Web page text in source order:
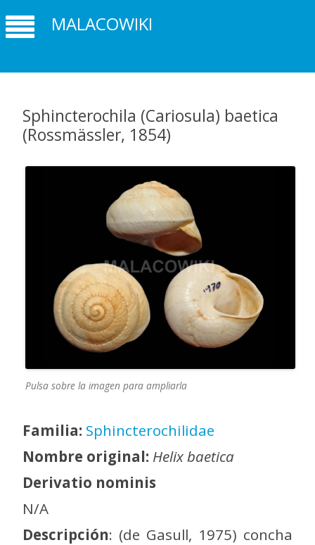
MALACOWIKI
Sphincterochila (Cariosula) baetica
(Rossmässler, 1854)
Pulsa sobre la imagen para ampliarla
Familia: Sphincterochilidae
Nombre original: Helix baetica
Derivatio nominis
N/A
Descripción: (de Gasull, 1975) concha